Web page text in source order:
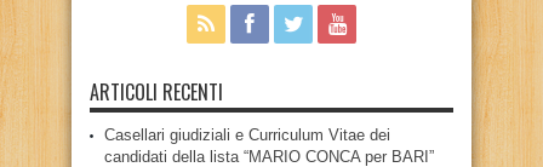
ARTICOLI RECENTI
Casellari giudiziali e Curriculum Vitae dei
candidati della lista “MARIO CONCA per BARI”